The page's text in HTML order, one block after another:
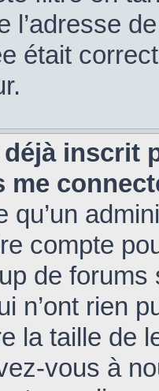
l’adresse
était
déjà inscrit
me
qu’un
compte
de
n’ont rien
la taille de
vous à